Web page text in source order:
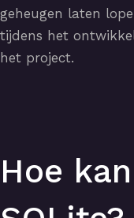
geheugen laten
tijdens het
het project.
Hoe